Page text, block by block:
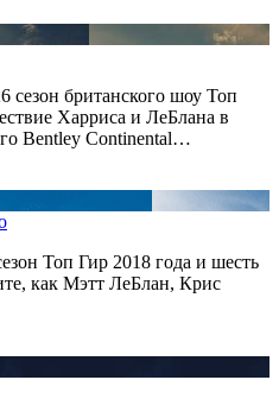
сезон британского шоу Топ
Харриса и ЛеБлана в
Bentley Continental…
Топ Гир 2018 года и шесть
как Мэтт ЛеБлан, Крис